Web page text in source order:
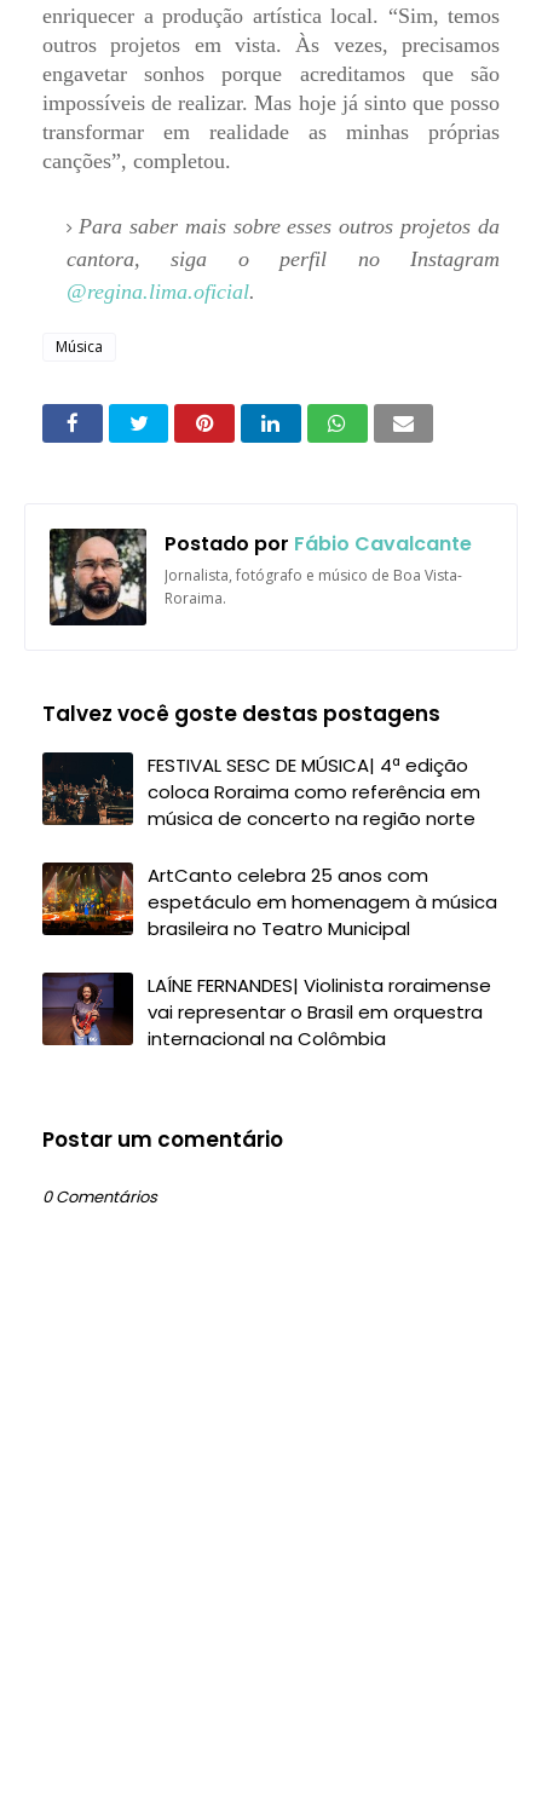
enriquecer a produção artística local. “Sim, temos
outros projetos em vista. Às vezes, precisamos
engavetar sonhos porque acreditamos que são
impossíveis de realizar. Mas hoje já sinto que posso
transformar em realidade as minhas próprias
canções”, completou.
Para saber mais sobre esses outros projetos da
cantora, siga o perfil no Instagram
@regina.lima.oficial.
Música
Postado por Fábio Cavalcante
Jornalista, fotógrafo e músico de Boa Vista-
Roraima.
Talvez você goste destas postagens
FESTIVAL SESC DE MÚSICA| 4ª edição
coloca Roraima como referência em
música de concerto na região norte
ArtCanto celebra 25 anos com
espetáculo em homenagem à música
brasileira no Teatro Municipal
LAÍNE FERNANDES| Violinista roraimense
vai representar o Brasil em orquestra
internacional na Colômbia
Postar um comentário
0 Comentários